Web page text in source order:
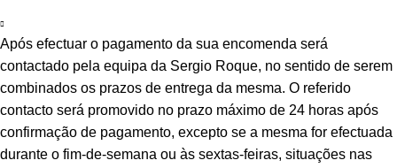
Após efectuar o pagamento da sua encomenda será
contactado pela equipa da Sergio Roque, no sentido de serem
combinados os prazos de entrega da mesma. O referido
contacto será promovido no prazo máximo de 24 horas após
confirmação de pagamento, excepto se a mesma for efectuada
durante o fim-de-semana ou às sextas-feiras, situações nas